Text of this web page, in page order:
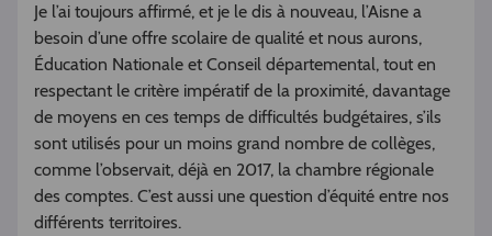
Je l’ai toujours affirmé, et je le dis à nouveau, l’Aisne a
besoin d’une offre scolaire de qualité et nous aurons,
Éducation Nationale et Conseil départemental, tout en
respectant le critère impératif de la proximité, davantage
de moyens en ces temps de difficultés budgétaires, s’ils
sont utilisés pour un moins grand nombre de collèges,
comme l’observait, déjà en 2017, la chambre régionale
des comptes. C’est aussi une question d’équité entre nos
différents territoires.